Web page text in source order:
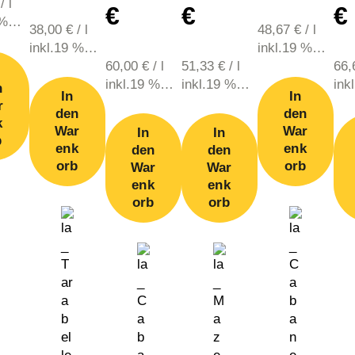
38,00 €/ l
inkl.19 %
Versand
In
den
War
enk
orb
€
60,00 €/ l
inkl.19 %
Versand
In
den
War
enk
orb
€
51,33 €/ l
inkl.19 %
Versand
In
den
War
enk
orb
48,67 €/ l
inkl.19 %
Versand
In
den
War
enk
orb
€